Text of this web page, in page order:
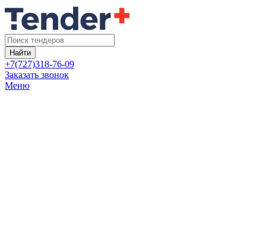
Найти
+7(727)318-76-09
Заказать звонок
Меню